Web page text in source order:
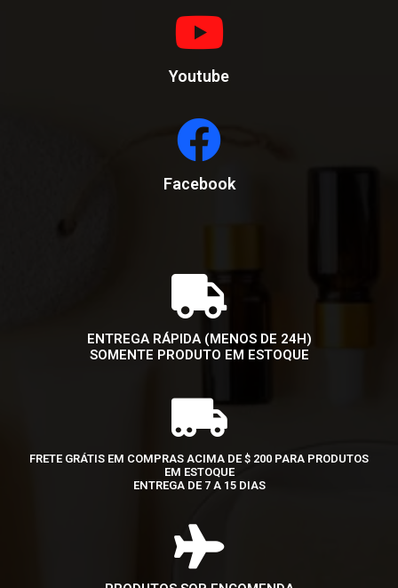
Youtube
Facebook
ENTREGA RÁPIDA (MENOS DE 24H)
SOMENTE PRODUTO EM ESTOQUE
FRETE GRÁTIS EM COMPRAS ACIMA DE $ 200 PARA PRODUTOS
EM ESTOQUE
ENTREGA DE 7 A 15 DIAS